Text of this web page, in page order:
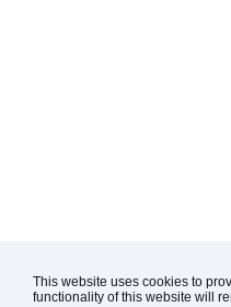
This website uses cookies to
functionality of this website will